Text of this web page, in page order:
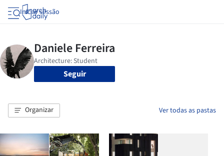
Iniciar sessão
Seguir
Organizar Ver todas as pastas